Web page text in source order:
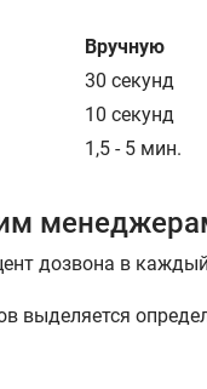
Вручную
30 секунд
10 секунд
1,5 - 5 мин.
дозвона в
выделяется